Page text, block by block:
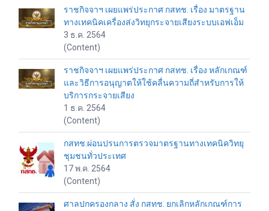
ราชกิจจาฯ เผยแพร่ประกาศ กสทช. เรื่อง มาตรฐาน
ทางเทคนิคเครื่องส่งวิทยุกระจายเสียงระบบเอฟเอ็ม
3 ธ.ค. 2564
(Content)
ราชกิจจาฯ เผยแพร่ประกาศ กสทช. เรื่อง หลักเกณฑ์
และวิธีการอนุญาตให้ใช้คลื่นความถี่สำหรับการให้
บริการกระจายเสียง
1 ธ.ค. 2564
(Content)
กสทช.ผ่อนปรนการตรวจมาตรฐานทางเทคนิควิทยุ
ชุมชนทั่วประเทศ
17 พ.ค. 2564
(Content)
ศาลปกครองกลาง สั่ง กสทช. ยกเลิกหลักเกณฑ์การ